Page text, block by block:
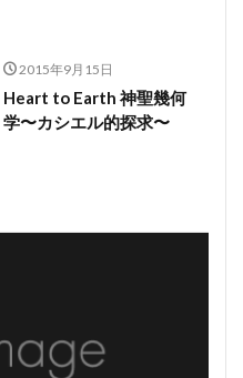
2015年9月15日
Heart to Earth 神聖幾何
学〜カシエル的探求〜